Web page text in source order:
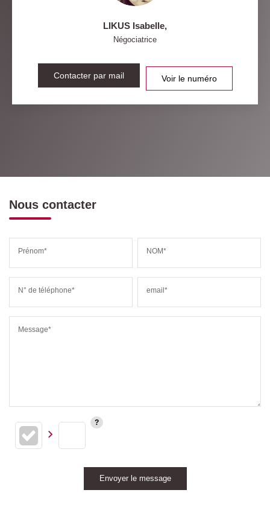
LIKUS Isabelle,
Négociatrice
Contacter par mail Voir le numéro
Nous contacter
Prénom* NOM*
N° de téléphone* email*
Message*
Envoyer le message